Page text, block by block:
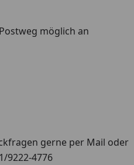
möglich an
gerne per Mail oder
9222-4776